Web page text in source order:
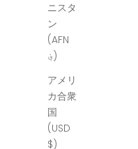
ニスタ
ン
(AFN
؋)
アメリ
カ合衆
国
(USD
$)